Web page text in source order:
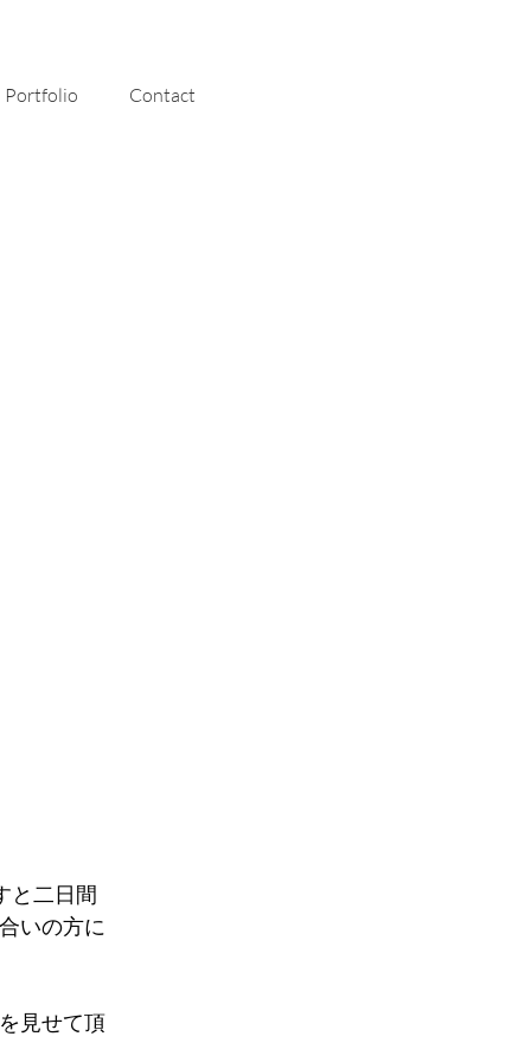
Portfolio Contact
と二日間
いの方に
見せて頂